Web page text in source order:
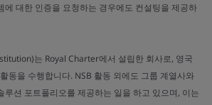
에 대한 인증을 요청하는 경우에도 컨설팅을 제공하
는 Royal Charter에서 설립한 회사로, 영국
동을 수행합니다. NSB 활동 외에도 그룹 계열사와
루션 포트폴리오를 제공하는 일을 하고 있으며, 이는